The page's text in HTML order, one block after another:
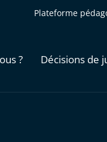
Plateforme
? Décisions de